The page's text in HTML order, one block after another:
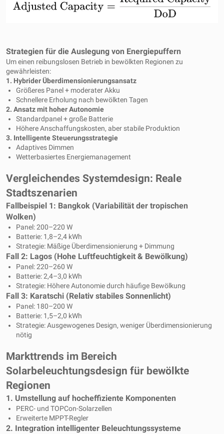
Strategien für die Auslegung von Energiepuffern
Um einen reibungslosen Betrieb in bewölkten Regionen zu
gewährleisten:
1. Hybrider Überdimensionierungsansatz
Größeres Panel + moderater Akku
Schnellere Erholung nach bewölkten Tagen
2. Ansatz mit hoher Autonomie
Standardpanel + große Batterie
Höhere Anschaffungskosten, aber stabile Produktion
3. Intelligente Steuerungsstrategie
Adaptives Dimmen
Wetterbasiertes Energiemanagement
Vergleichendes Systemdesign: Reale
Stadtszenarien
Fallbeispiel 1: Bangkok (Variabilität der tropischen
Wolken)
Panel: 200–220 W
Batterie: 1,8–2,4 kWh
Strategie: Mäßige Überdimensionierung + Dimmung
Fall 2: Lagos (Hohe Luftfeuchtigkeit & Bewölkung)
Panel: 220–260 W
Batterie: 2,4–3,0 kWh
Strategie: Höhere Autonomie durch häufige Bewölkung
Fall 3: Karatschi (Relativ stabiles Sonnenlicht)
Panel: 180–200 W
Batterie: 1,5–2,0 kWh
Strategie: Ausgewogenes Design, weniger Überdimensionierung
nötig
Markttrends im Bereich
Solarbeleuchtungsdesign für bewölkte
Regionen
1. Umstellung auf hocheffiziente Komponenten
PERC- und TOPCon-Solarzellen
Erweiterte MPPT-Regler
2. Integration intelligenter Beleuchtungssysteme